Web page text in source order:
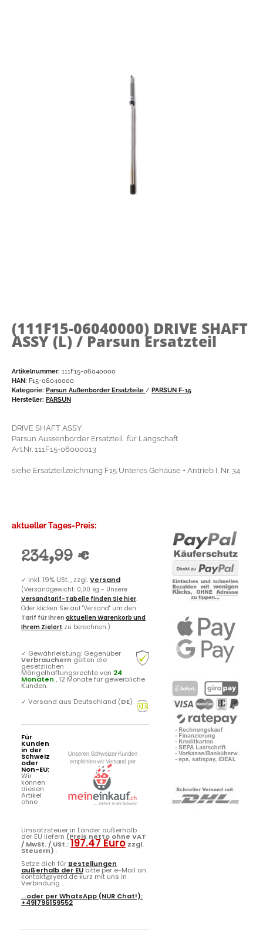
(111F15-06040000) DRIVE SHAFT
ASSY (L) / Parsun Ersatzteil
Artikelnummer: 111F15-06040000
HAN: F15-06040000
Kategorie: Parsun Außenborder Ersatzteile / PARSUN F-15
Hersteller: PARSUN
DRIVE SHAFT ASSY
Parsun Aussenborder Ersatzteil für Langschaft
Art.Nr. 111F15-06000013
siehe Ersatzteilzeichnung F15 Unteres Gehäuse + Antrieb I, Nr. 34
aktueller Tages-Preis:
234,99 €
✓ inkl. 19% USt. , zzgl.Versand
(Versandgewicht: 0,00 kg - Unsere
Versandtarif-Tabelle finden Sie hier.
Oder klicken Sie auf "Versand" um den
Tarif für Ihren aktuellen Warenkorb und
Ihrem Zielort zu berechnen.)
✓ Gewährleistung: Gegenüber
Verbrauchern gelten die
gesetzlichen
Mängelhaftungsrechte von 24
Monaten , 12 Monate für gewerbliche
Kunden.
✓ Versand aus Deutschland (DE)
Für
Kunden
in der
Schweiz
oder
Non-EU:
Wir
können
diesen
Artikel
ohne
Umsatzsteuer in Länder außerhalb
der EU liefern (Preis netto ohne VAT
/ MwSt. / USt.:197.47 Euro zzgl.
Steuern) .
Setze dich für Bestellungen
außerhalb der EUbitte per e-Mail an
kontakt@yerd.de kurz mit uns in
Verbindung ...
...oder perWhatsApp (NUR Chat!):
+491796159552